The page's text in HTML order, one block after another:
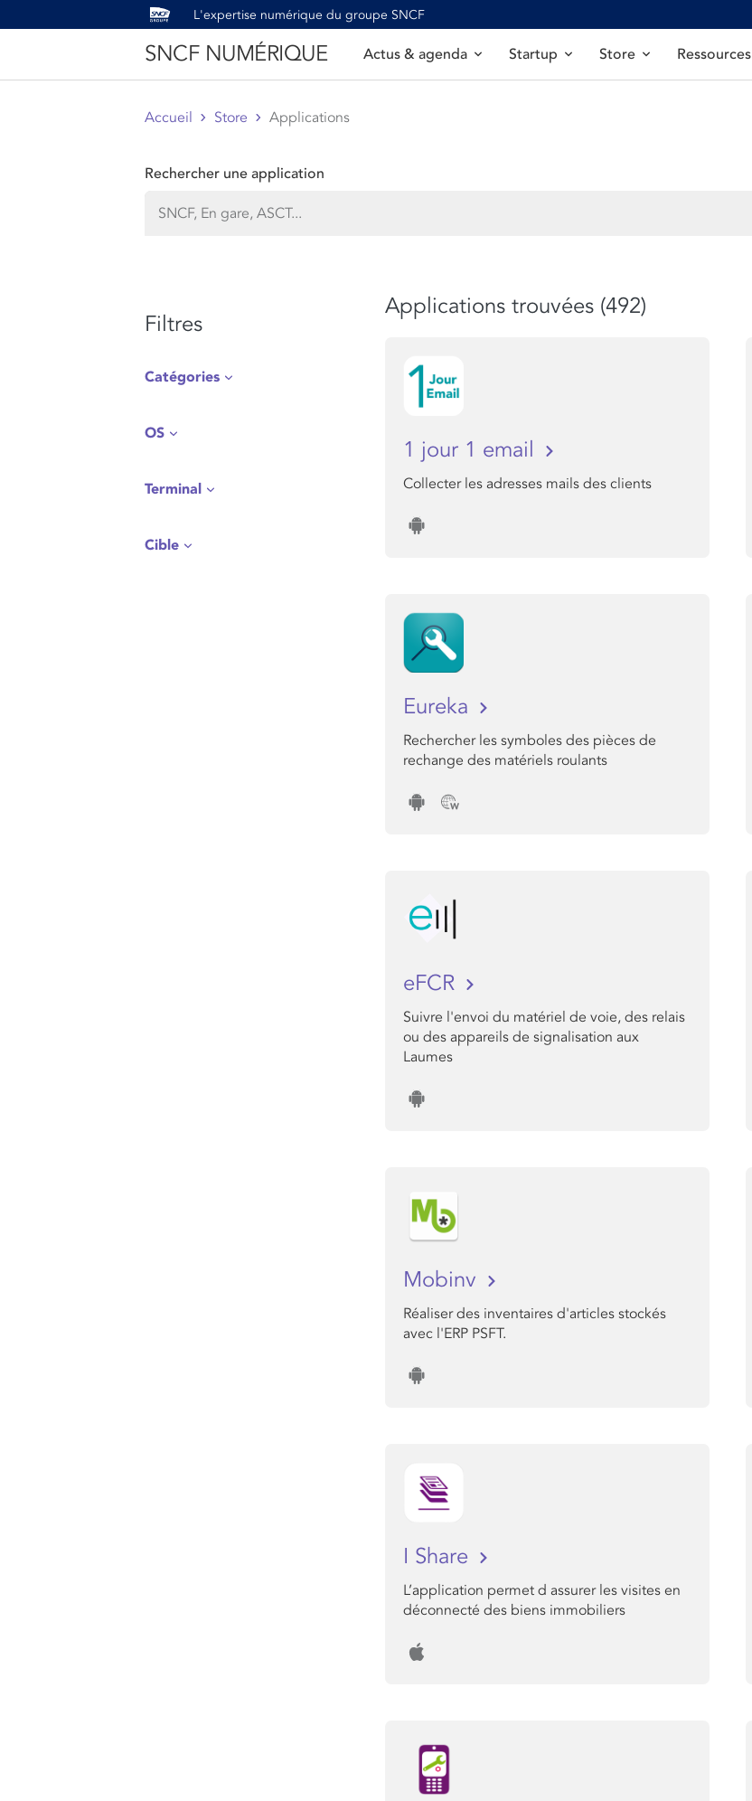
L'expertise numérique du groupe SNCF
SNCF NUMÉRIQUE Actus & agenda Startup Store Ressources
Accueil Store Applications
Rechercher une application
Filtres
Catégories
OS
Terminal
Cible
Applications trouvées (492)
1 jour 1 email
Collecter les adresses mails des clients
Eureka
Rechercher les symboles des pièces de
rechange des matériels roulants
eFCR
Suivre l'envoi du matériel de voie, des relais
ou des appareils de signalisation aux
Laumes
Mobinv
Réaliser des inventaires d'articles stockés
avec l'ERP PSFT.
I Share
L’application permet d assurer les visites en
déconnecté des biens immobiliers